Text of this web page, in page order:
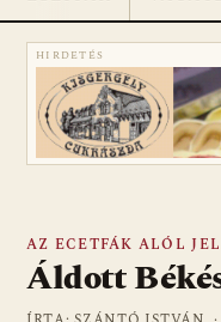
HIRDETÉS
AZ ECETFÁK ALÓL
Áldott